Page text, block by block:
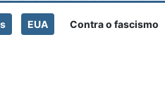
EUA Contra o fascismo